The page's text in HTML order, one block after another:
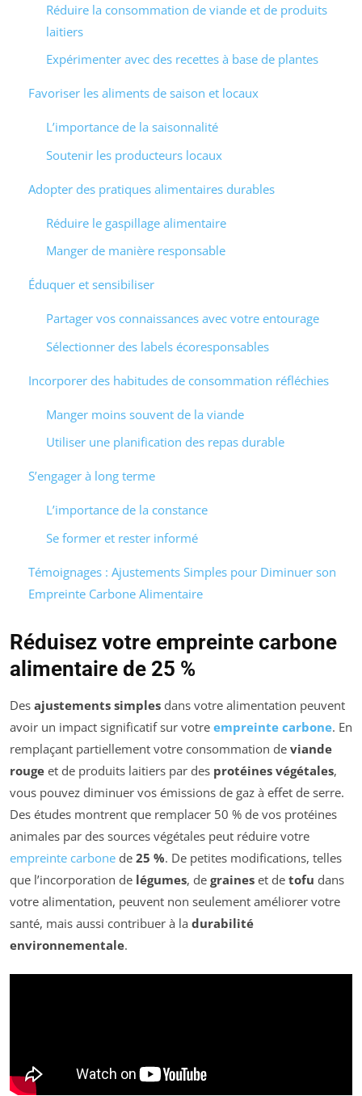
Réduire la consommation de viande et de produits
laitiers
Expérimenter avec des recettes à base de plantes
Favoriser les aliments de saison et locaux
L’importance de la saisonnalité
Soutenir les producteurs locaux
Adopter des pratiques alimentaires durables
Réduire le gaspillage alimentaire
Manger de manière responsable
Éduquer et sensibiliser
Partager vos connaissances avec votre entourage
Sélectionner des labels écoresponsables
Incorporer des habitudes de consommation réfléchies
Manger moins souvent de la viande
Utiliser une planification des repas durable
S’engager à long terme
L’importance de la constance
Se former et rester informé
Témoignages : Ajustements Simples pour Diminuer son
Empreinte Carbone Alimentaire
Réduisez votre empreinte carbone
alimentaire de 25 %
Des ajustements simples dans votre alimentation peuvent
avoir un impact significatif sur votre empreinte carbone. En
remplaçant partiellement votre consommation de viande
rouge et de produits laitiers par des protéines végétales,
vous pouvez diminuer vos émissions de gaz à effet de serre.
Des études montrent que remplacer 50 % de vos protéines
animales par des sources végétales peut réduire votre
empreinte carbone de 25 %. De petites modifications, telles
que l’incorporation de légumes, de graines et de tofu dans
votre alimentation, peuvent non seulement améliorer votre
santé, mais aussi contribuer à la durabilité
environnementale.